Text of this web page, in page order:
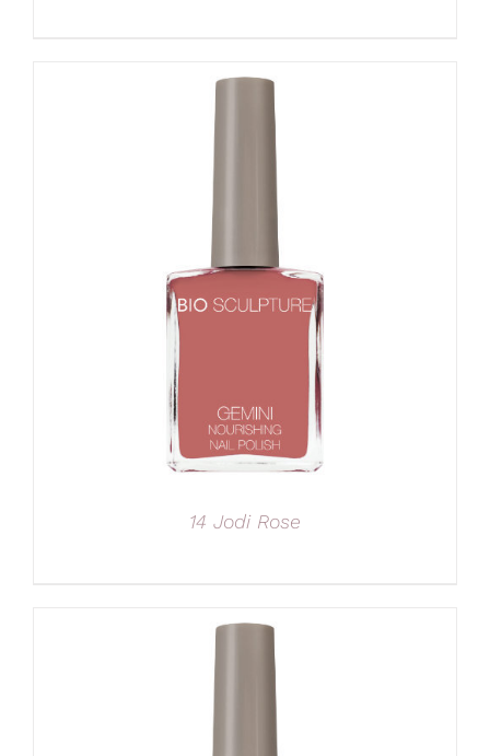
14 Jodi Rose